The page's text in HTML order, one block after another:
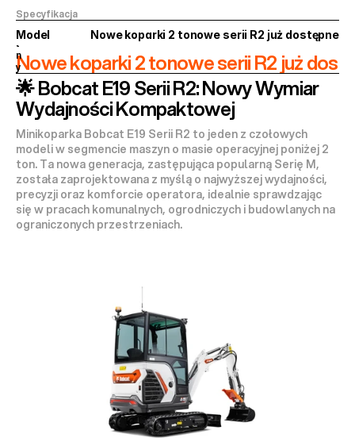
Model Nowe koparki 2 tonowe serii R2 już dostępne
Specyfikacja
Nowe koparki 2 tonowe serii R2 już
t
u
a
l
n
y
🌟 Bobcat E19 Serii R2: Nowy Wymiar
Wydajności Kompaktowej
Minikoparka Bobcat E19 Serii R2 to jeden z czołowych
modeli w segmencie maszyn o masie operacyjnej poniżej 2
ton. Ta nowa generacja, zastępująca popularną Serię M,
została zaprojektowana z myślą o najwyższej wydajności,
precyzji oraz komforcie operatora, idealnie sprawdzając
się w pracach komunalnych, ogrodniczych i budowlanych na
ograniczonych przestrzeniach.